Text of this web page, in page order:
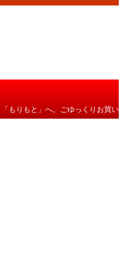
もりもと」へ。ごゆっくりお買い物を